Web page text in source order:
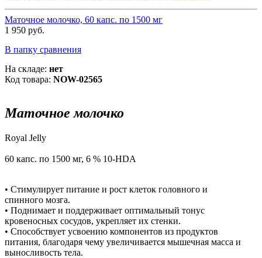
Маточное молочко, 60 капс. по 1500 мг
1 950 руб.
В папку сравнения
На складе: нет
Код товара: NOW-02565
Маточное молочко
Royal Jelly
60 капс. по 1500 мг, 6 % 10-HDA
• Стимулирует питание и рост клеток головного и
спинного мозга.
• Поднимает и поддерживает оптимальный тонус
кровеносных сосудов, укрепляет их стенки.
• Способствует усвоению компонентов из продуктов
питания, благодаря чему увеличивается мышечная масса и
выносливость тела.